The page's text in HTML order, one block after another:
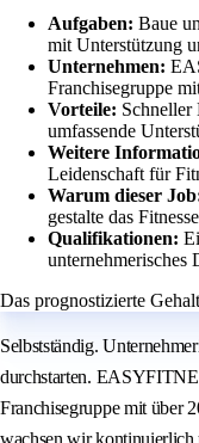
Aufgaben: Baue
mit Unterstützung
Unternehmen:
Franchisegruppe
Vorteile: Schneller
umfassende
Weitere
Leidenschaft für
Warum dieser
gestalte das
Qualifikationen:
unternehmerisches
Das prognostizierte
Selbstständig.
durchstarten.
Franchisegruppe mit über